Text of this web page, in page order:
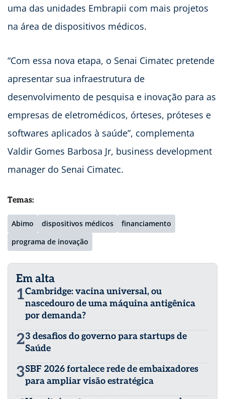
uma das unidades Embrapii com mais projetos
na área de dispositivos médicos.
“Com essa nova etapa, o Senai Cimatec pretende
apresentar sua infraestrutura de
desenvolvimento de pesquisa e inovação para as
empresas de eletromédicos, órteses, próteses e
softwares aplicados à saúde”, complementa
Valdir Gomes Barbosa Jr, business development
manager do Senai Cimatec.
Temas:
Abimo dispositivos médicos
financiamento
programa de inovação
Em alta
1Cambridge: vacina universal, ou
nascedouro de uma máquina antigênica
por demanda?
23 desafios do governo para startups de
Saúde
3SBF 2026 fortalece rede de embaixadores
para ampliar visão estratégica